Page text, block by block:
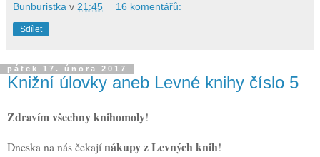
Bunburistka v 21:45 16 komentářů:
Sdílet
pátek 17. února 2017
Knižní úlovky aneb Levné knihy číslo 5
Zdravím všechny knihomoly!
Dneska na nás čekajínákupy z Levných knih!